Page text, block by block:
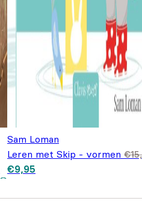
Sam Loman
Leren met Skip - vormen €
Oorspronkelijke prijs was:
€15,95.
€9,95